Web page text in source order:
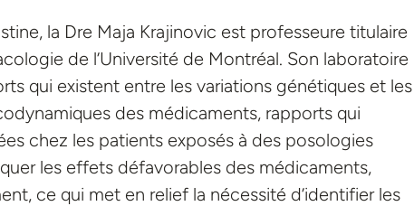
la Dre Maja Krajinovic est professeure titulaire
de l’Université de Montréal. Son laboratoire
qui existent entre les variations génétiques et les
des médicaments, rapports qui
chez les patients exposés à des posologies
les effets défavorables des médicaments,
ce qui met en relief la nécessité d’identifier les